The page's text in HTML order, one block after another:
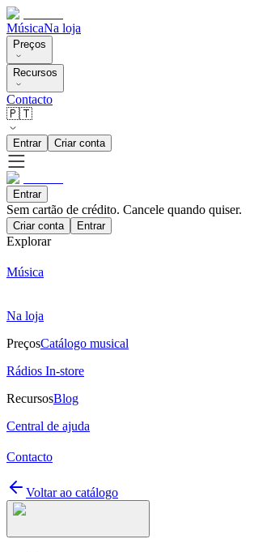
MúsicaNa loja
Preços
Recursos
Contacto
🇵🇹
Entrar Criar conta
Entrar
Sem cartão de crédito. Cancele quando quiser.
Criar conta Entrar
Explorar
Música
Na loja
PreçosCatálogo musical
Rádios In-store
RecursosBlog
Central de ajuda
Contacto
Voltar ao catálogo